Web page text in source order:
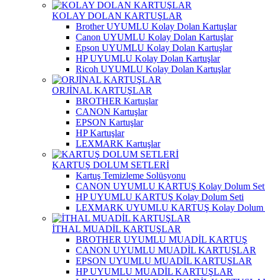
KOLAY DOLAN KARTUŞLAR
Brother UYUMLU Kolay Dolan Kartuşlar
Canon UYUMLU Kolay Dolan Kartuşlar
Epson UYUMLU Kolay Dolan Kartuşlar
HP UYUMLU Kolay Dolan Kartuşlar
Ricoh UYUMLU Kolay Dolan Kartuşlar
ORJİNAL KARTUŞLAR
BROTHER Kartuşlar
CANON Kartuşlar
EPSON Kartuşlar
HP Kartuşlar
LEXMARK Kartuşlar
KARTUŞ DOLUM SETLERİ
Kartuş Temizleme Solüsyonu
CANON UYUMLU KARTUŞ Kolay Dolum
HP UYUMLU KARTUŞ Kolay Dolum Seti
LEXMARK UYUMLU KARTUŞ Kolay Dolum
İTHAL MUADİL KARTUŞLAR
BROTHER UYUMLU MUADİL KARTUŞ
CANON UYUMLU MUADİL KARTUŞLAR
EPSON UYUMLU MUADİL KARTUŞLAR
HP UYUMLU MUADİL KARTUŞLAR